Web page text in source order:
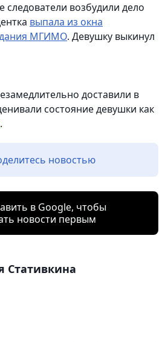
возбудили дело
выпала из окна
МГИМО. Девушку выкинул
доставили в
состояние девушки как
.
новостью
в Google, чтобы
новости первым
Стативкина